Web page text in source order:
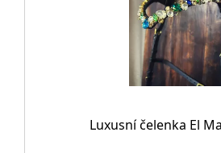
Luxusní čelenka El